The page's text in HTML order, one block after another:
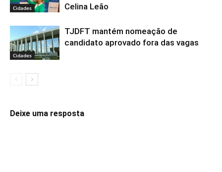
Cidades
Celina Leão
Cidades
TJDFT mantém nomeação de
candidato aprovado fora das vagas
Deixe uma resposta